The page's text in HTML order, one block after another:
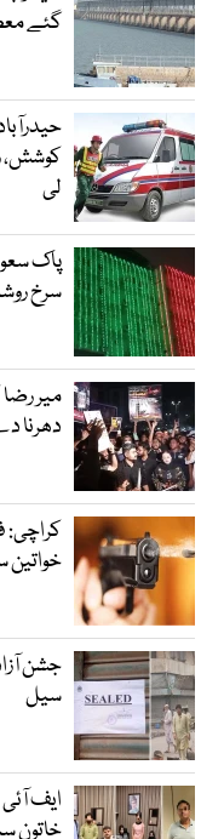
گئے
کوشش،
لی
پاک
سرخ
میر
دھرنا
خواتین سمیت
جشن
سیل
ایف
خاتون سمیت 3